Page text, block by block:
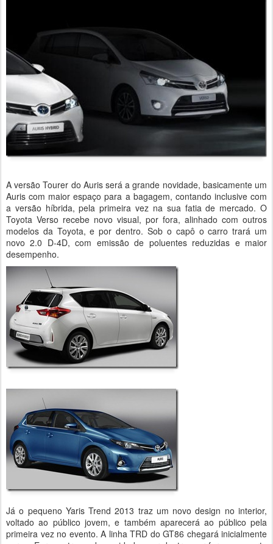
A versão Tourer do Auris será a grande novidade, basicamente um
Auris com maior espaço para a bagagem, contando inclusive com
a versão híbrida, pela primeira vez na sua fatia de mercado. O
Toyota Verso recebe novo visual, por fora, alinhado com outros
modelos da Toyota, e por dentro. Sob o capô o carro trará um
novo 2.0 D-4D, com emissão de poluentes reduzidas e maior
desempenho.
Já o pequeno Yaris Trend 2013 traz um novo design no interior,
voltado ao público jovem, e também aparecerá ao público pela
primeira vez no evento. A linha TRD do GT86 chegará inicialmente